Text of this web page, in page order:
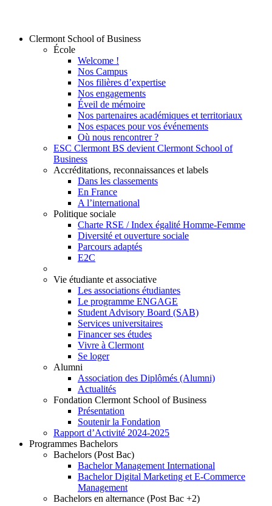
Clermont School of Business
École
Welcome !
Nos Campus
Nos filières d’expertise
Nos engagements
Éveil de mémoire
Nos partenaires académiques et territoriaux
Nos espaces pour vos événements
Où nous rencontrer ?
ESC Clermont BS devient Clermont School of
Business
Accréditations, reconnaissances et labels
Dans les classements
En France
A l’international
Politique sociale
Charte RSE / Index égalité Homme-Femme
Diversité et ouverture sociale
Parcours adaptés
E2C
Vie étudiante et associative
Les associations étudiantes
Le programme ENGAGE
Student Advisory Board (SAB)
Services universitaires
Financer ses études
Vivre à Clermont
Se loger
Alumni
Association des Diplômés (Alumni)
Actualités
Fondation Clermont School of Business
Présentation
Soutenir la Fondation
Rapport d’Activité 2024-2025
Programmes Bachelors
Bachelors (Post Bac)
Bachelor Management International
Bachelor Digital Marketing et E-Commerce
Management
Bachelors en alternance (Post Bac +2)